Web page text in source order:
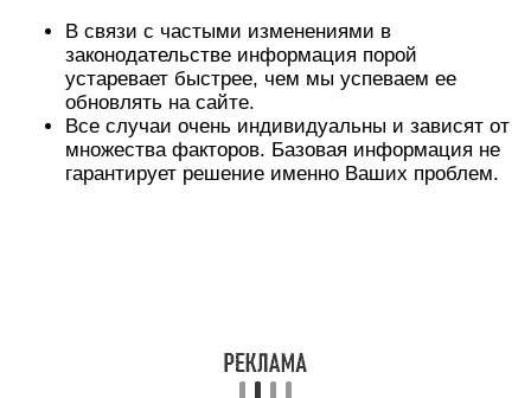
В связи с частыми изменениями в
законодательстве информация порой
устаревает быстрее, чем мы успеваем ее
обновлять на сайте.
Все случаи очень индивидуальны и зависят от
множества факторов. Базовая информация не
гарантирует решение именно Ваших проблем.